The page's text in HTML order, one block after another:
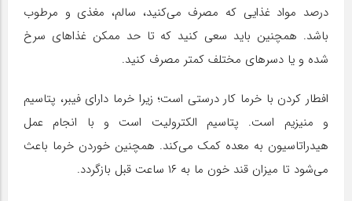
درصد مواد غذایی که مصرف می‌کنید، سالم، مغذی و مرطوب
باشد. همچنین باید سعی کنید که تا حد ممکن غذاهای سرخ
شده و یا دسرهای مختلف کمتر مصرف کنید.
افطار کردن با خرما کار درستی است؛ زیرا خرما دارای فیبر، پتاسیم
و منیزیم است. پتاسیم الکترولیت است و با انجام عمل
هیدراتاسیون به معده کمک می‌کند. همچنین خوردن خرما باعث
می‌شود تا میزان قند خون ما به ۱۶ ساعت قبل بازگردد.